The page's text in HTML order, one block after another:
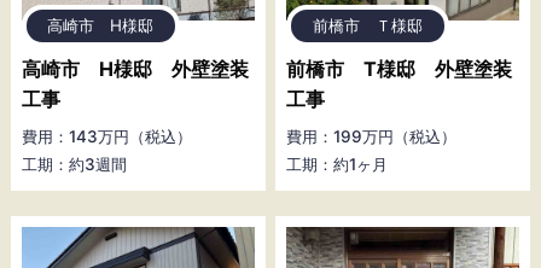
高崎市 H様邸
高崎市 H様邸 外壁塗装
工事
費用：143万円（税込）
工期：約3週間
前橋市 Ｔ様邸
前橋市 T様邸 外壁塗装
工事
費用：199万円（税込）
工期：約1ヶ月